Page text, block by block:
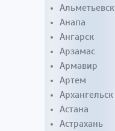
Альметьевск
Анапа
Ангарск
Арзамас
Армавир
Артем
Архангельск
Астана
Астрахань